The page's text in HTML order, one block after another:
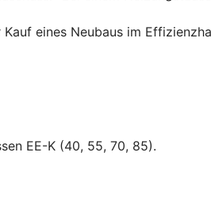
eines Neubaus im
EE-K (40, 55, 70, 85).